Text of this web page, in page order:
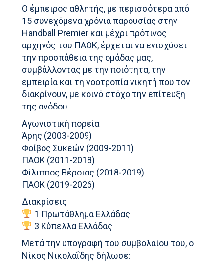
Ο έμπειρος αθλητής, με περισσότερα από
15 συνεχόμενα χρόνια παρουσίας στην
Handball Premier και μέχρι πρότινος
αρχηγός του ΠΑΟΚ, έρχεται να ενισχύσει
την προσπάθεια της ομάδας μας,
συμβάλλοντας με την ποιότητα, την
εμπειρία και τη νοοτροπία νικητή που τον
διακρίνουν, με κοινό στόχο την επίτευξη
της ανόδου.
Αγωνιστική πορεία
Άρης (2003-2009)
Φοίβος Συκεών (2009-2011)
ΠΑΟΚ (2011-2018)
Φίλιππος Βέροιας (2018-2019)
ΠΑΟΚ (2019-2026)
Διακρίσεις
1 Πρωτάθλημα Ελλάδας
3 Κύπελλα Ελλάδας
Μετά την υπογραφή του συμβολαίου του, ο
Νίκος Νικολαΐδης δήλωσε: